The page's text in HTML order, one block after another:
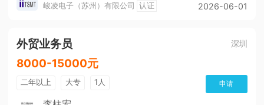
吃饭补助
健身房 活动中心
篮球场
奖励制度
培训及职业生涯
加薪快
年底双薪
晋升快
峻凌电子（苏州）有限公司 认证 2026-06-01
外贸业务员 深圳
8000-15000元
二年以上 大专 1人 申请